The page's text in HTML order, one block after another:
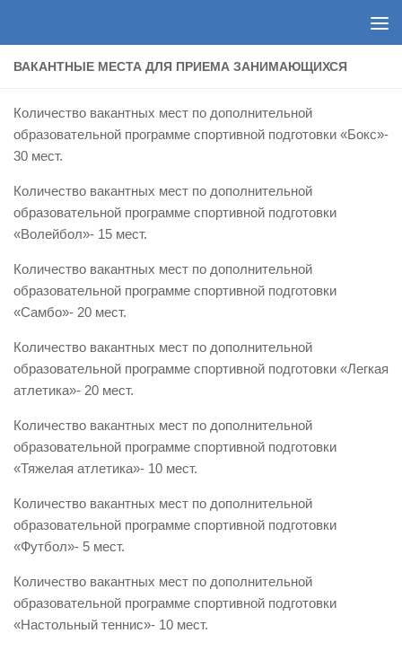
ВАКАНТНЫЕ МЕСТА ДЛЯ ПРИЕМА ЗАНИМАЮЩИХСЯ
Количество вакантных мест по дополнительной
образовательной программе спортивной подготовки «Бокс»-
30 мест.
Количество вакантных мест по дополнительной
образовательной программе спортивной подготовки
«Волейбол»- 15 мест.
Количество вакантных мест по дополнительной
образовательной программе спортивной подготовки
«Самбо»- 20 мест.
Количество вакантных мест по дополнительной
образовательной программе спортивной подготовки «Легкая
атлетика»- 20 мест.
Количество вакантных мест по дополнительной
образовательной программе спортивной подготовки
«Тяжелая атлетика»- 10 мест.
Количество вакантных мест по дополнительной
образовательной программе спортивной подготовки
«Футбол»- 5 мест.
Количество вакантных мест по дополнительной
образовательной программе спортивной подготовки
«Настольный теннис»- 10 мест.